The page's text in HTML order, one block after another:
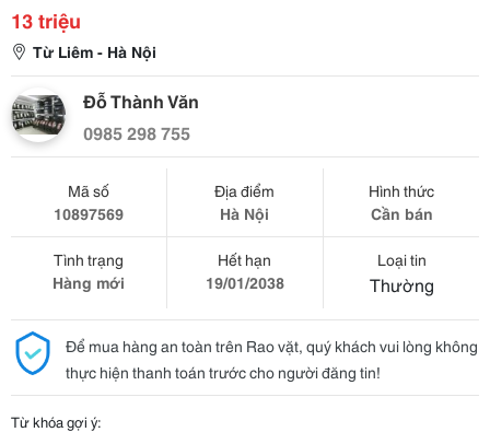
13 triệu
Từ Liêm - Hà Nội
Đỗ Thành Văn
0985 298 755
Mã số
10897569
Địa điểm
Hà Nội
Hình thức
Cần bán
Tình trạng
Hàng mới
Hết hạn
19/01/2038
Loại tin
Thường
Để mua hàng an toàn trên Rao vặt, quý khách vui lòng không
thực hiện thanh toán trước cho người đăng tin!
Từ khóa gợi ý: